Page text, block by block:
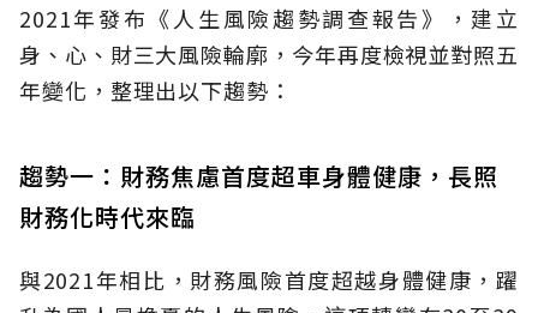
2021年發布《人生風險趨勢調查報告》，建立
身、心、財三大風險輪廓，今年再度檢視並對照五
年變化，整理出以下趨勢：
趨勢一：財務焦慮首度超車身體健康，長照
財務化時代來臨
與2021年相比，財務風險首度超越身體健康，躍